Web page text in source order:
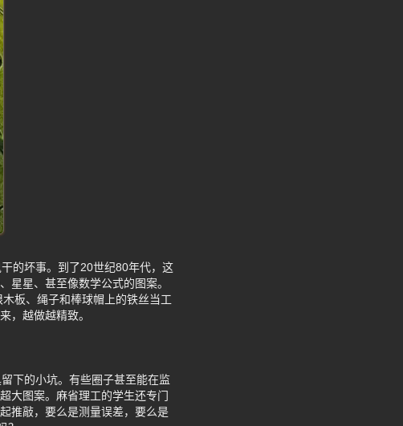
的坏事。到了20世纪80年代，这
星星、甚至像数学公式的图案。
板、绳子和棒球帽上的铁丝当工
，越做越精致。
下的小坑。有些圈子甚至能在监
大图案。麻省理工的学生还专门
推敲，要么是测量误差，要么是